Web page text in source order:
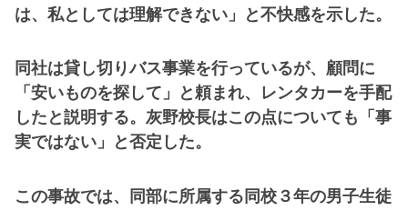
は、私としては理解できない」と不快感を示した。
同社は貸し切りバス事業を行っているが、顧問に
「安いものを探して」と頼まれ、レンタカーを手配
したと説明する。灰野校長はこの点についても「事
実ではない」と否定した。
この事故では、同部に所属する同校３年の男子生徒